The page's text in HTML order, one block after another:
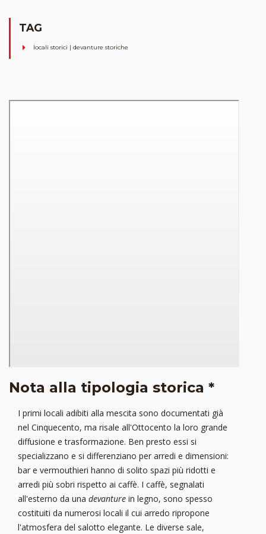
TAG
locali storici | devanture storiche
Nota alla tipologia storica *
I primi locali adibiti alla mescita sono documentati già
nel Cinquecento, ma risale all'Ottocento la loro grande
diffusione e trasformazione. Ben presto essi si
specializzano e si differenziano per arredi e dimensioni:
bar e vermouthieri hanno di solito spazi più ridotti e
arredi più sobri rispetto ai caffè. I caffè, segnalati
all'esterno da una devanture in legno, sono spesso
costituiti da numerosi locali il cui arredo ripropone
l'atmosfera del salotto elegante. Le diverse sale,